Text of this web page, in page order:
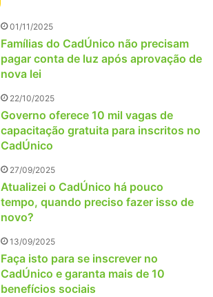
01/11/2025
Famílias do CadÚnico não precisam
pagar conta de luz após aprovação de
nova lei
22/10/2025
Governo oferece 10 mil vagas de
capacitação gratuita para inscritos no
CadÚnico
27/09/2025
Atualizei o CadÚnico há pouco
tempo, quando preciso fazer isso de
novo?
13/09/2025
Faça isto para se inscrever no
CadÚnico e garanta mais de 10
benefícios sociais